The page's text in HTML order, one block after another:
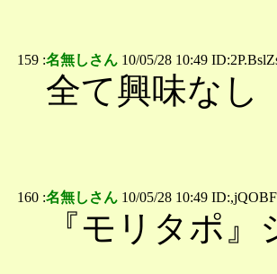
159 :名無しさん 10/05/28 10:49
全て興味なし
160 :名無しさん 10/05/28 10:49
『モリタポ